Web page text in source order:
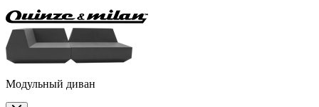
Модульный диван